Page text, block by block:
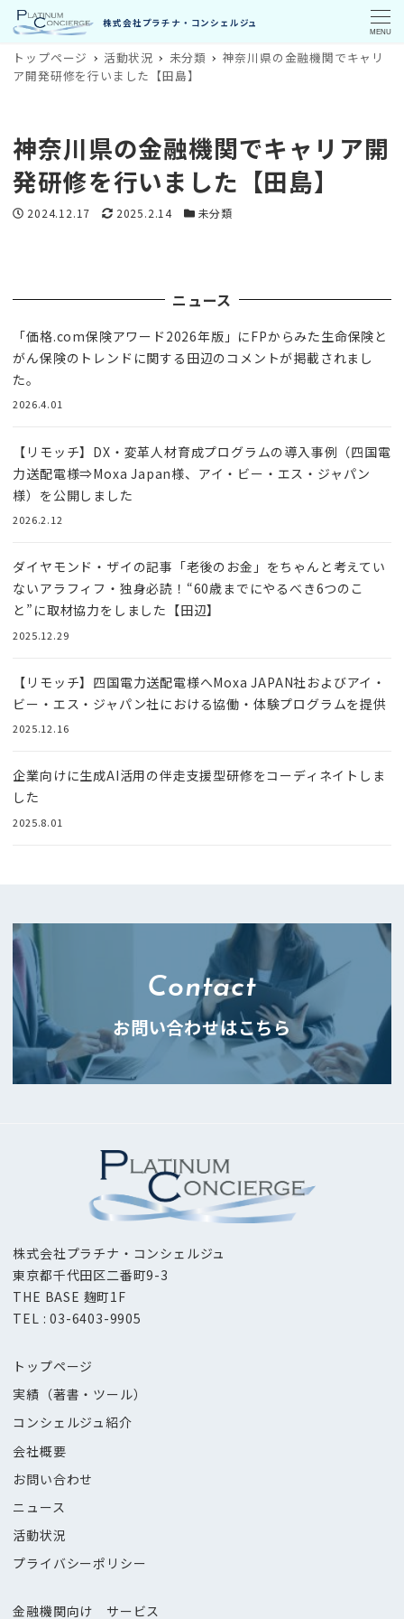
MENU
トップページ 活動状況 未分類
神奈川県の金融機関でキャリ
ア開発研修を行いました【田島】
神奈川県の金融機関でキャリア開
発研修を行いました【田島】
投稿日
2024.12.17 更新日
2025.2.14 カテゴリー
未分類
ニュース
「価格.com保険アワード2026年版」にFPからみた生命保険と
がん保険のトレンドに関する田辺のコメントが掲載されまし
た。
2026.4.01
【リモッチ】DX・変革人材育成プログラムの導入事例（四国電
力送配電様⇒Moxa Japan様、アイ・ビー・エス・ジャパン
様）を公開しました
2026.2.12
ダイヤモンド・ザイの記事「老後のお金」をちゃんと考えてい
ないアラフィフ・独身必読！“60歳までにやるべき6つのこ
と”に取材協力をしました【田辺】
2025.12.29
【リモッチ】四国電⼒送配電様へMoxa JAPAN社およびアイ・
ビー・エス・ジャパン社における協働・体験プログラムを提供
2025.12.16
企業向けに生成AI活用の伴走支援型研修をコーディネイトしま
した
2025.8.01
Contact
お問い合わせはこちら
株式会社プラチナ・コンシェルジュ
東京都千代田区二番町9-3
THE BASE 麹町1F
TEL : 03-6403-9905
トップページ
実績（著書・ツール）
コンシェルジュ紹介
会社概要
お問い合わせ
ニュース
活動状況
プライバシーポリシー
金融機関向け サービス